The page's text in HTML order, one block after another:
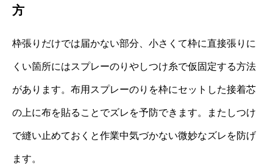
方
枠張りだけでは届かない部分、小さくて枠に直接張りに
くい箇所にはスプレーのりやしつけ糸で仮固定する方法
があります。布用スプレーのりを枠にセットした接着芯
の上に布を貼ることでズレを予防できます。またしつけ
で縫い止めておくと作業中気づかない微妙なズレを防げ
ます。